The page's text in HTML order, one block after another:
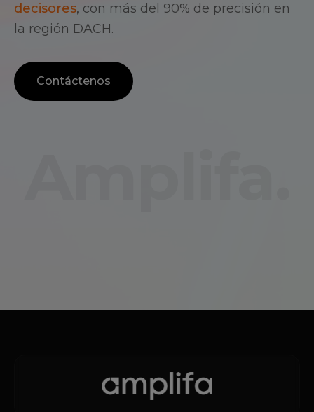
decisores, con más del 90% de precisión en
la región DACH.
Contáctenos